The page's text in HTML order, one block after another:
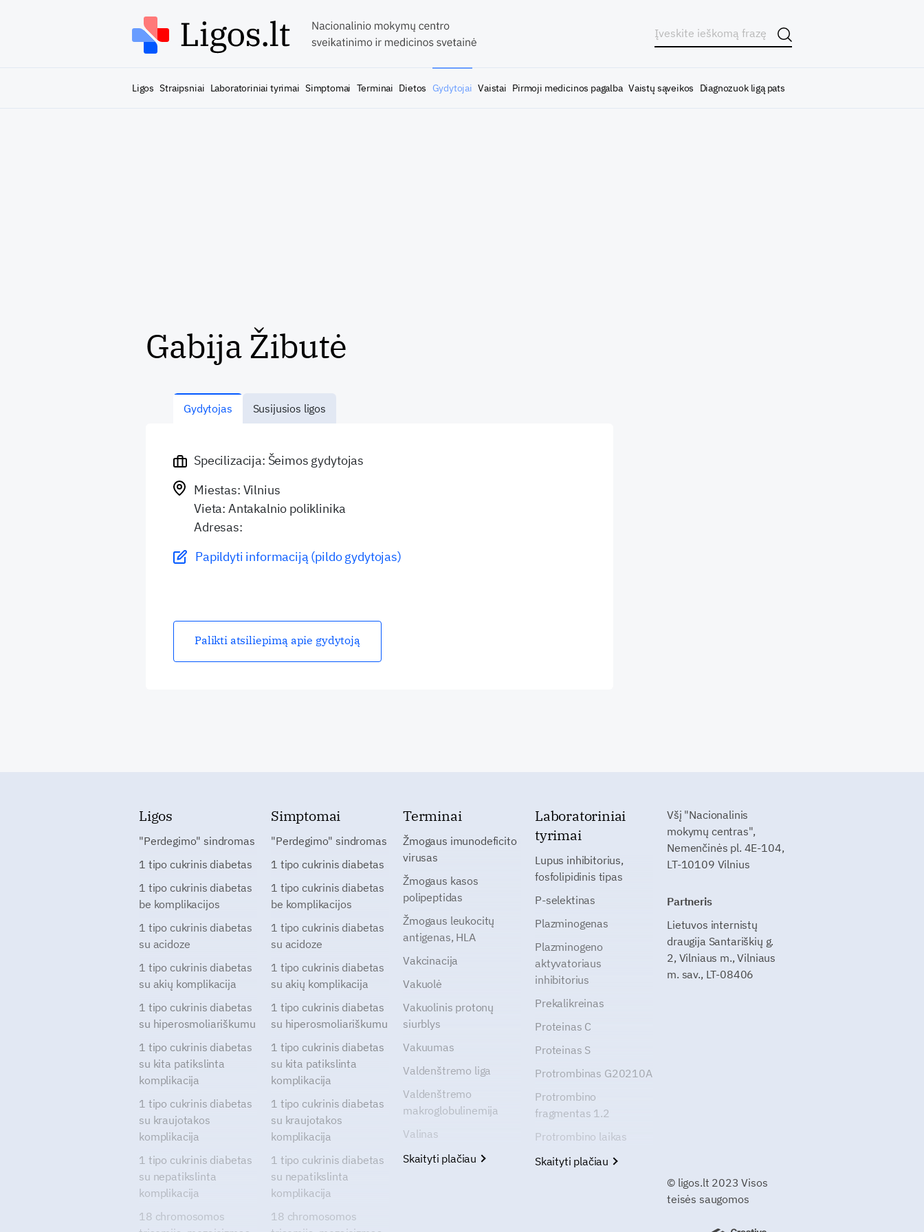
Ligos Straipsniai Laboratoriniai tyrimai Simptomai Terminai Dietos Gydytojai Vaistai Pirmoji medicinos pagalba Vaistų sąveikos Diagnozuok ligą pats
Gabija Žibutė
Gydytojas Susijusios ligos
Specilizacija: Šeimos gydytojas
Miestas: Vilnius
Vieta: Antakalnio poliklinika
Adresas:
Papildyti informaciją (pildo gydytojas)
Palikti atsiliepimą apie gydytoją
Ligos
"Perdegimo" sindromas
1 tipo cukrinis diabetas
1 tipo cukrinis diabetas
be komplikacijos
1 tipo cukrinis diabetas
su acidoze
1 tipo cukrinis diabetas
su akių komplikacija
1 tipo cukrinis diabetas
su hiperosmoliariškumu
1 tipo cukrinis diabetas
su kita patikslinta
komplikacija
1 tipo cukrinis diabetas
su kraujotakos
komplikacija
1 tipo cukrinis diabetas
su nepatikslinta
komplikacija
18 chromosomos
Simptomai
"Perdegimo" sindromas
1 tipo cukrinis diabetas
1 tipo cukrinis diabetas
be komplikacijos
1 tipo cukrinis diabetas
su acidoze
1 tipo cukrinis diabetas
su akių komplikacija
1 tipo cukrinis diabetas
su hiperosmoliariškumu
1 tipo cukrinis diabetas
su kita patikslinta
komplikacija
1 tipo cukrinis diabetas
su kraujotakos
komplikacija
1 tipo cukrinis diabetas
su nepatikslinta
komplikacija
18 chromosomos
Terminai
Žmogaus imunodeficito
virusas
Žmogaus kasos
polipeptidas
Žmogaus leukocitų
antigenas, HLA
Vakcinacija
Vakuolė
Vakuolinis protonų
siurblys
Vakuumas
Valdenštremo liga
Valdenštremo
makroglobulinemija
Valinas
Skaityti plačiau
Laboratoriniai
tyrimai
Lupus inhibitorius,
fosfolipidinis tipas
P-selektinas
Plazminogenas
Plazminogeno
aktyvatoriaus
inhibitorius
Prekalikreinas
Proteinas C
Proteinas S
Protrombinas G20210A
Protrombino
fragmentas 1.2
Protrombino laikas
Skaityti plačiau
Všį "Nacionalinis
mokymų centras",
Nemenčinės pl. 4E-104,
LT-10109 Vilnius
Partneris
Lietuvos internistų
draugija Santariškių g.
2, Vilniaus m., Vilniaus
m. sav., LT-08406
© ligos.lt 2023 Visos
teisės saugomos